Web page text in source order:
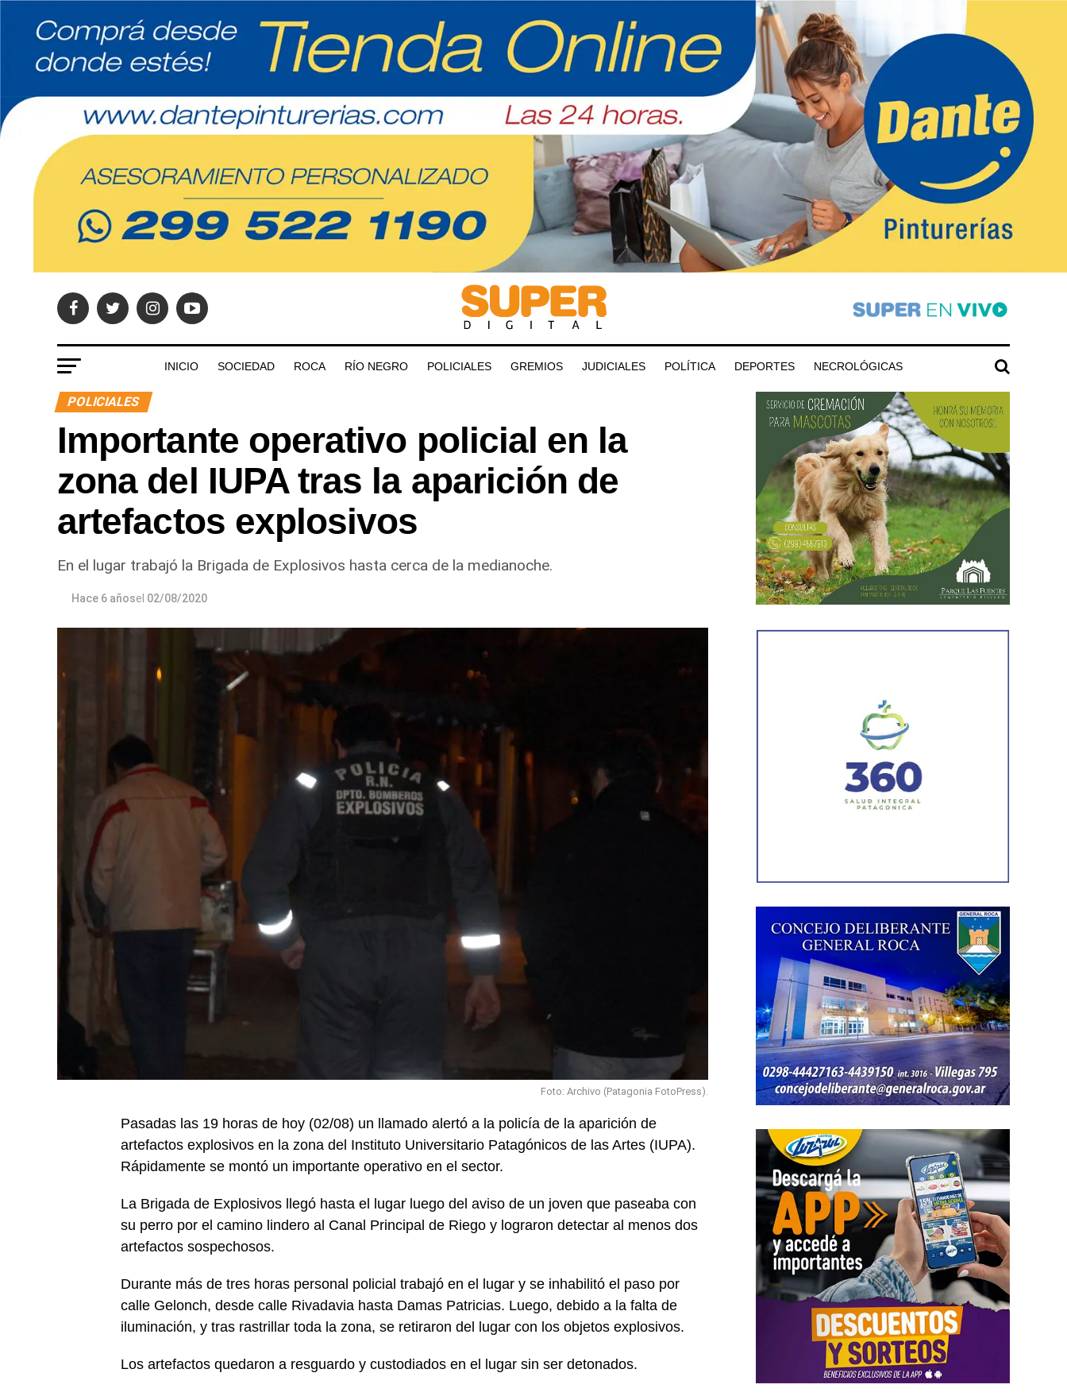
INICIO SOCIEDAD ROCA RÍO NEGRO POLICIALES GREMIOS JUDICIALES POLÍTICA DEPORTES NECROLÓGICAS
POLICIALES
Importante operativo policial en la
zona del IUPA tras la aparición de
artefactos explosivos
En el lugar trabajó la Brigada de Explosivos hasta cerca de la medianoche.
Hace 6 añosel 02/08/2020
Foto: Archivo (Patagonia FotoPress).
Pasadas las 19 horas de hoy (02/08) un llamado alertó a la policía de la aparición de
artefactos explosivos en la zona del Instituto Universitario Patagónicos de las Artes (IUPA).
Rápidamente se montó un importante operativo en el sector.
La Brigada de Explosivos llegó hasta el lugar luego del aviso de un joven que paseaba con
su perro por el camino lindero al Canal Principal de Riego y lograron detectar al menos dos
artefactos sospechosos.
Durante más de tres horas personal policial trabajó en el lugar y se inhabilitó el paso por
calle Gelonch, desde calle Rivadavia hasta Damas Patricias. Luego, debido a la falta de
iluminación, y tras rastrillar toda la zona, se retiraron del lugar con los objetos explosivos.
Los artefactos quedaron a resguardo y custodiados en el lugar sin ser detonados.